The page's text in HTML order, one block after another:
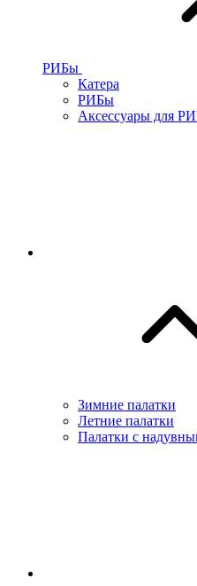
РИБы
Катера
РИБы
Аксессуары для
Зимние палатки
Летние палатки
Палатки с